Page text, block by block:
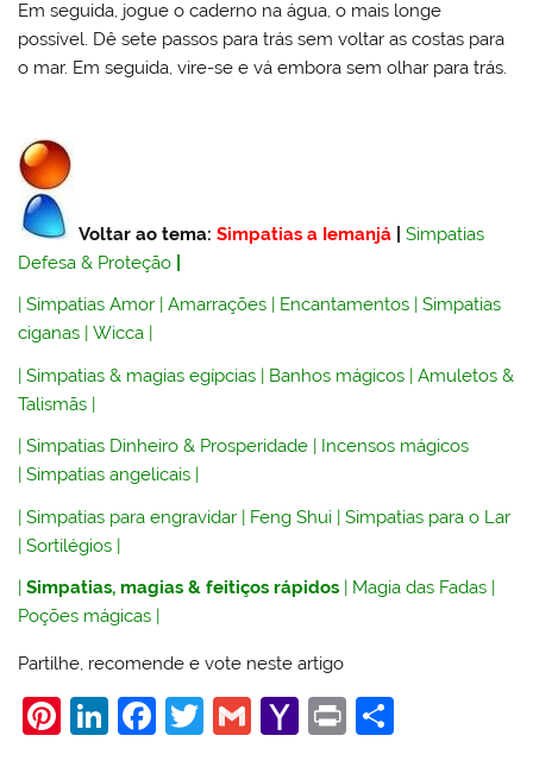
Em seguida, jogue o caderno na água, o mais longe
possível. Dê sete passos para trás sem voltar as costas para
o mar. Em seguida, vire-se e vá embora sem olhar para trás.
Voltar ao tema:Simpatias a Iemanjá |Simpatias
Defesa & Proteção
|Simpatias Amor |Amarrações Encantamentos |Simpatias
ciganas |Wicca
|Simpatias & magias egípcias | Banhos mágicos |Amuletos &
Talismãs |
|Simpatias Dinheiro & Prosperidade | Incensos mágicos
|Simpatias angelicais |
|Simpatias para engravidar | Feng Shui |Simpatias para o Lar
|Sortilégios |
|Simpatias, magias & feitiços rápidos | Magia das Fadas |
Poções mágicas |
Partilhe, recomende e vote neste artigo
Pi Li F
T
G
Y
Pr